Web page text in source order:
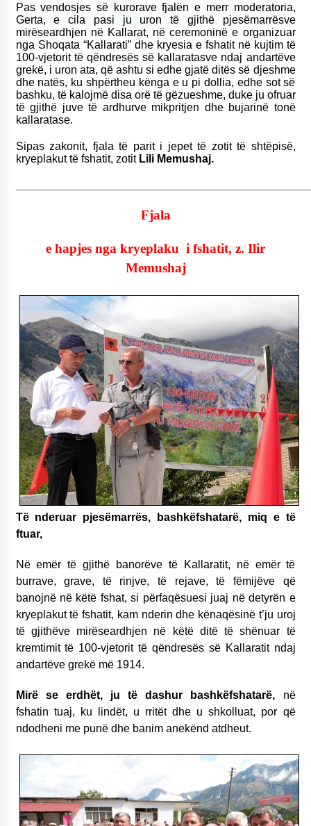
Pas vendosjes së kurorave fjalën e merr moderatoria,
Gerta, e cila pasi ju uron të gjithë pjesëmarrësve
mirëseardhjen në Kallarat, në ceremoninë e organizuar
nga Shoqata “Kallarati” dhe kryesia e fshatit në kujtim të
100-vjetorit të qëndresës së kallaratasve ndaj andartëve
grekë, i uron ata, që ashtu si edhe gjatë ditës së djeshme
dhe natës, ku shpërtheu kënga e u pi dollia, edhe sot së
bashku, të kalojmë disa orë të gëzueshme, duke ju ofruar
të gjithë juve të ardhurve mikpritjen dhe bujarinë tonë
kallaratase.
Sipas zakonit, fjala të parit i jepet të zotit të shtëpisë,
kryeplakut të fshatit, zotit Lili Memushaj.
Fjala
e hapjes nga kryeplaku i fshatit, z. Ilir
Memushaj
Të nderuar pjesëmarrës, bashkëfshatarë, miq e të
ftuar,
Në emër të gjithë banorëve të Kallaratit, në emër të
burrave, grave, të rinjve, të rejave, të fëmijëve që
banojnë në këtë fshat, si përfaqësuesi juaj në detyrën e
kryeplakut të fshatit, kam nderin dhe kënaqësinë t’ju uroj
të gjithëve mirëseardhjen në këtë ditë të shënuar të
kremtimit të 100-vjetorit të qëndresës së Kallaratit ndaj
andartëve grekë më 1914.
Mirë se erdhët, ju të dashur bashkëfshatarë, në
fshatin tuaj, ku lindët, u rritët dhe u shkolluat, por që
ndodheni me punë dhe banim anekënd atdheut.